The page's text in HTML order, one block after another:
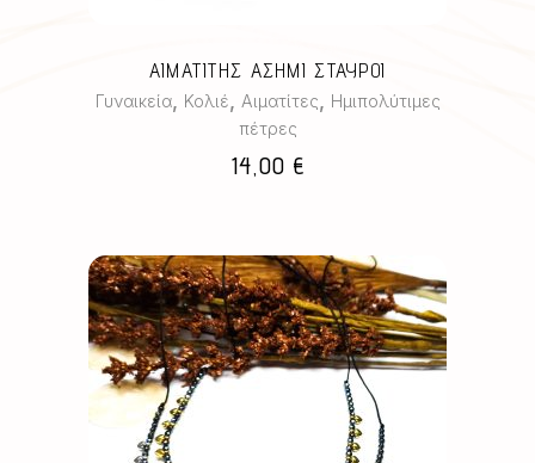
ΑΙΜΑΤΙΤΗΣ ΑΣΗΜΙ ΣΤΑΥΡΟΙ
Γυναικεία, Κολιέ, Αιματίτες, Ημιπολύτιμες
πέτρες
14,00 €